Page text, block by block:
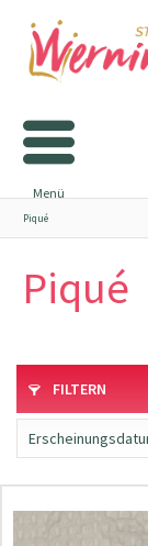
Menü
Piqué
Piqué
FILTERN